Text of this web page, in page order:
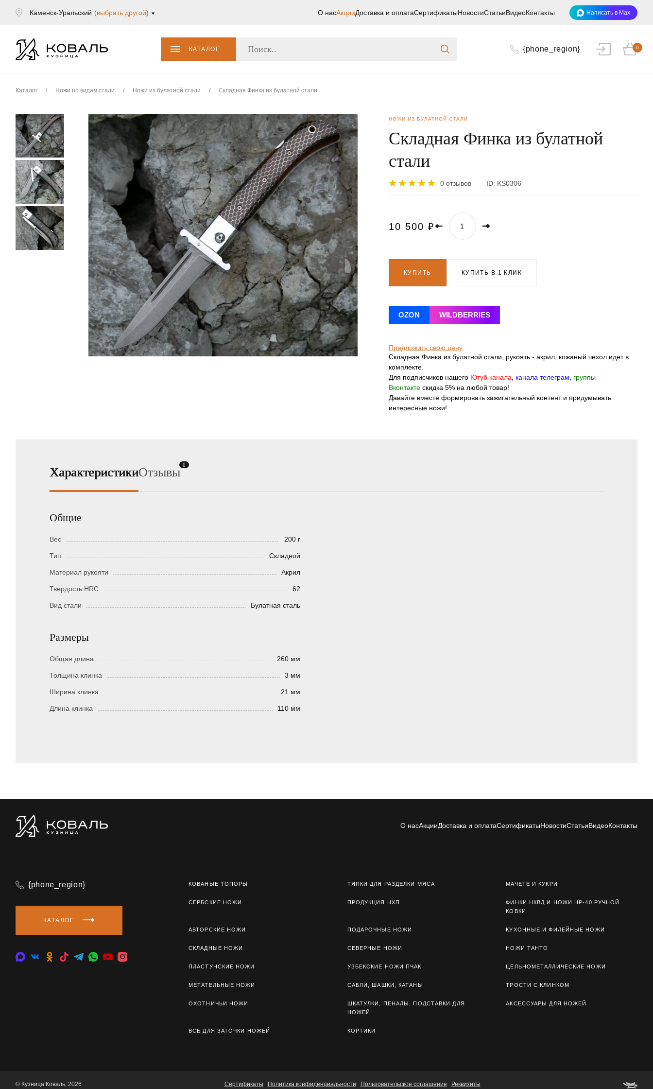
Каменск-Уральский (выбрать другой) О насАкцииДоставка и оплатаСертификатыНовостиСтатьиВидеоКонтакты Написать в Max
КАТАЛОГ {phone_region} 0
Каталог / Ножи по видам стали / Ножи из булатной стали / Складная Финка из булатной стали
НОЖИ ИЗ БУЛАТНОЙ СТАЛИ
Складная Финка из булатной
стали
0 отзывов ID: KS0306
10 500 ₽
КУПИТЬ КУПИТЬ В 1 КЛИК
OZON WILDBERRIES
Предложить свою цену
Складная Финка из булатной стали, рукоять - акрил, кожаный чехол идет в
комплекте.
Для подписчиков нашего Ютуб канала канала телеграм
группы
Вконтакте скидка 5% на любой товар!
Давайте вместе формировать зажигательный контент и придумывать
интересные ножи!
ХарактеристикиОтзывы
0
Общие
Вес 200 г
Тип Складной
Материал рукояти Акрил
Твердость HRC 62
Вид стали Булатная сталь
Размеры
Общая длина 260 мм
Толщина клинка 3 мм
Ширина клинка 21 мм
Длина клинка 110 мм
О насАкцииДоставка и оплатаСертификатыНовостиСтатьиВидеоКонтакты
{phone_region}
КАТАЛОГ
КОВАНЫЕ ТОПОРЫ ТЯПКИ ДЛЯ РАЗДЕЛКИ МЯСА МАЧЕТЕ И КУКРИ
СЕРБСКИЕ НОЖИ ПРОДУКЦИЯ НХП
ФИНКИ НКВД И НОЖИ НР-40 РУЧНОЙ
КОВКИ
АВТОРСКИЕ НОЖИ ПОДАРОЧНЫЕ НОЖИ КУХОННЫЕ И ФИЛЕЙНЫЕ НОЖИ
СКЛАДНЫЕ НОЖИ СЕВЕРНЫЕ НОЖИ НОЖИ ТАНТО
ПЛАСТУНСКИЕ НОЖИ УЗБЕКСКИЕ НОЖИ ПЧАК ЦЕЛЬНОМЕТАЛЛИЧЕСКИЕ НОЖИ
МЕТАТЕЛЬНЫЕ НОЖИ САБЛИ, ШАШКИ, КАТАНЫ ТРОСТИ С КЛИНКОМ
ОХОТНИЧЬИ НОЖИ
ШКАТУЛКИ, ПЕНАЛЫ, ПОДСТАВКИ ДЛЯ
НОЖЕЙ
АКСЕССУАРЫ ДЛЯ НОЖЕЙ
ВСЁ ДЛЯ ЗАТОЧКИ НОЖЕЙ КОРТИКИ
© Кузница Коваль, 2026 Сертификаты Политика конфиденциальности Пользовательское соглашение Реквизиты